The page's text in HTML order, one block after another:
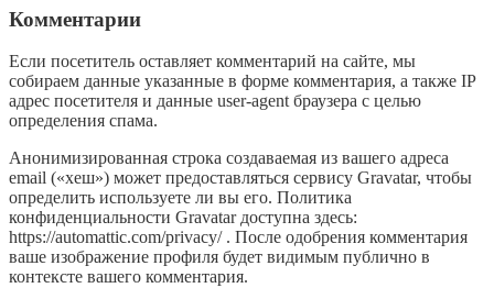
Комментарии
Если посетитель оставляет комментарий на сайте, мы
собираем данные указанные в форме комментария, а также IP
адрес посетителя и данные user-agent браузера с целью
определения спама.
Анонимизированная строка создаваемая из вашего адреса
email («хеш») может предоставляться сервису Gravatar, чтобы
определить используете ли вы его. Политика
конфиденциальности Gravatar доступна здесь:
https://automattic.com/privacy/ . После одобрения комментария
ваше изображение профиля будет видимым публично в
контексте вашего комментария.